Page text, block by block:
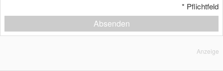
* Pflichtfeld
Absenden
Anzeige